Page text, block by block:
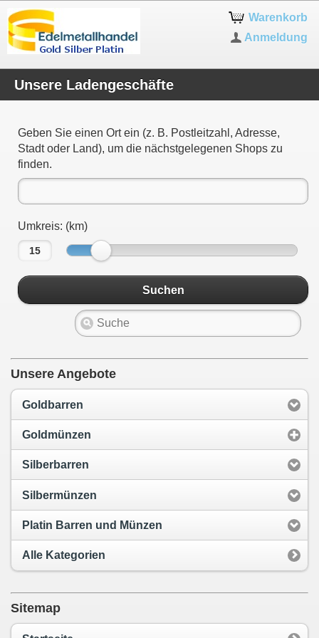
Warenkorb
Anmeldung
Unsere Ladengeschäfte
Geben Sie einen Ort ein (z. B. Postleitzahl, Adresse,
Stadt oder Land), um die nächstgelegenen Shops zu
finden.
Umkreis: (km)
Suchen
Unsere Angebote
Goldbarren
Goldmünzen
Silberbarren
Silbermünzen
Platin Barren und Münzen
Alle Kategorien
Sitemap